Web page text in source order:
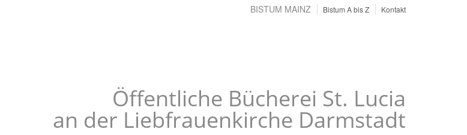
Öffentliche Bücherei St. Lucia
an der Liebfrauenkirche Darmstadt
BISTUM MAINZ Bistum A bis Z Kontakt